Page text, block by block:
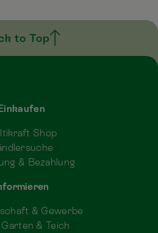
to Top
Shop
& Bezahlung
& Gewerbe
& Teich